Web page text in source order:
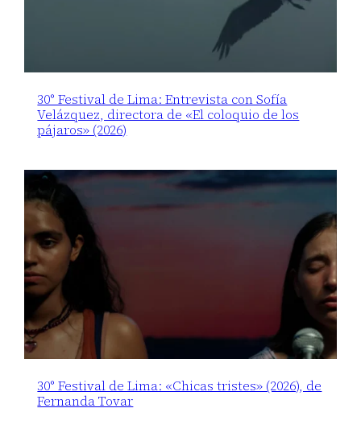
30° Festival de Lima: Entrevista con Sofía
Velázquez, directora de «El coloquio de los
pájaros» (2026)
30° Festival de Lima: «Chicas tristes» (2026), de
Fernanda Tovar